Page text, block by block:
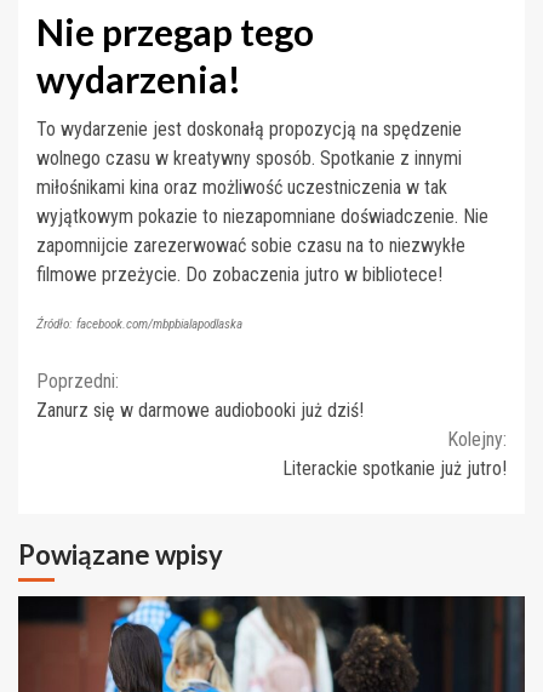
Nie przegap tego
wydarzenia!
To wydarzenie jest doskonałą propozycją na spędzenie
wolnego czasu w kreatywny sposób. Spotkanie z innymi
miłośnikami kina oraz możliwość uczestniczenia w tak
wyjątkowym pokazie to niezapomniane doświadczenie. Nie
zapomnijcie zarezerwować sobie czasu na to niezwykłe
filmowe przeżycie. Do zobaczenia jutro w bibliotece!
Źródło: facebook.com/mbpbialapodlaska
Continue
Reading
Poprzedni:
Zanurz się w darmowe audiobooki już dziś!
Kolejny:
Literackie spotkanie już jutro!
Powiązane wpisy